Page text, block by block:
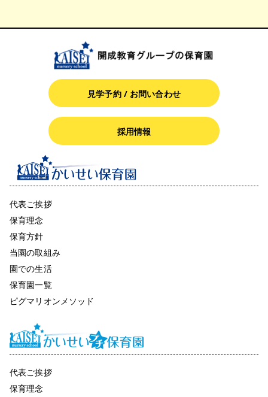
見学予約 / お問い合わせ
採用情報
代表ご挨拶
保育理念
保育方針
当園の取組み
園での生活
保育園一覧
ピグマリオンメソッド
代表ご挨拶
保育理念